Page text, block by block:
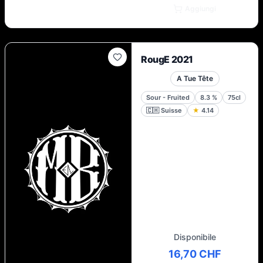
RougE 2021
A Tue Tête
Sour - Fruited 8.3 %
75cl
🇨🇭 Suisse ★ 4.14
Disponibile
16,70 CHF